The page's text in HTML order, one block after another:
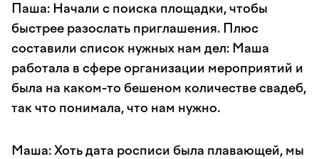
Паша: Начали с поиска площадки, чтобы
быстрее разослать приглашения. Плюс
составили список нужных нам дел: Маша
работала в сфере организации мероприятий и
была на каком-то бешеном количестве свадеб,
так что понимала, что нам нужно.
Маша: Хоть дата росписи была плавающей, мы